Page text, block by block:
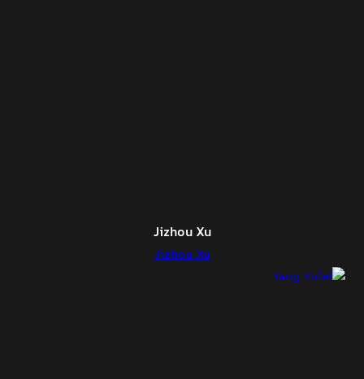
Jizhou Xu
Jizhou Xu